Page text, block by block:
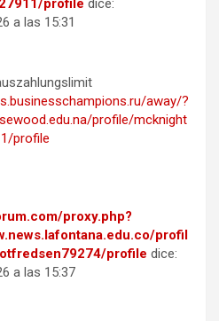
profile dice:
a las 15:31
away/?
profile/mcknight
profile
proxy.php?
profil
profile dice:
a las 15:37